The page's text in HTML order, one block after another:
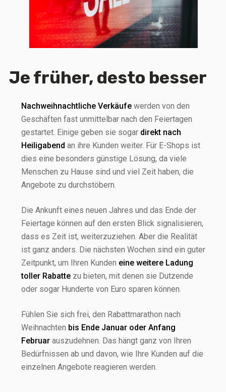
Je früher, desto besser
Nachweihnachtliche Verkäufe werden von den
Geschäften fast unmittelbar nach den Feiertagen
gestartet. Einige geben sie sogar direkt nach
Heiligabend an ihre Kunden weiter. Für E-Shops ist
dies eine besonders günstige Lösung, da viele
Menschen zu Hause sind und viel Zeit haben, die
Angebote zu durchstöbern.
Die Ankunft eines neuen Jahres und das Ende der
Feiertage können auf den ersten Blick signalisieren,
dass es Zeit ist, weiterzuziehen. Aber die Realität
ist ganz anders. Die nächsten Wochen sind ein guter
Zeitpunkt, um Ihren Kunden eine weitere Ladung
toller Rabatte zu bieten, mit denen sie Dutzende
oder sogar Hunderte von Euro sparen können.
Fühlen Sie sich frei, den Rabattmarathon nach
Weihnachten bis Ende Januar oder Anfang
Februar auszudehnen. Das hängt ganz von Ihren
Bedürfnissen ab und davon, wie Ihre Kunden auf die
einzelnen Angebote reagieren werden.